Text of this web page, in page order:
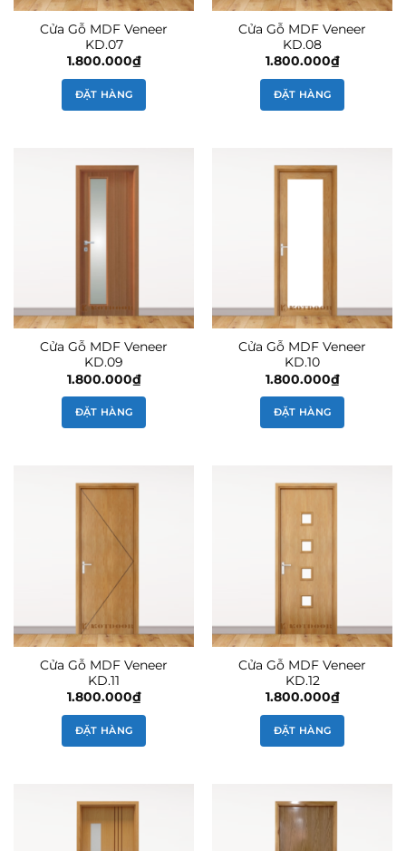
Cửa Gỗ MDF Veneer
KD.07
1.800.000₫
ĐẶT HÀNG
Cửa Gỗ MDF Veneer
KD.08
1.800.000₫
ĐẶT HÀNG
Cửa Gỗ MDF Veneer
KD.09
1.800.000₫
ĐẶT HÀNG
Cửa Gỗ MDF Veneer
KD.10
1.800.000₫
ĐẶT HÀNG
Cửa Gỗ MDF Veneer
KD.11
1.800.000₫
ĐẶT HÀNG
Cửa Gỗ MDF Veneer
KD.12
1.800.000₫
ĐẶT HÀNG